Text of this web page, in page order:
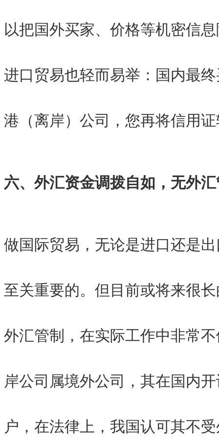
以把国外买家、价格等机密信
进口贸易也轻而易举：国内最
港（离岸）公司，您再将信用
六、外汇资金调拨自如，无外
做国际贸易，无论是进口还是
至关重要的。但目前或将来很
外汇管制，在实际工作中非常
岸公司属境外公司，其在国内
户，在法律上，我国认可其不